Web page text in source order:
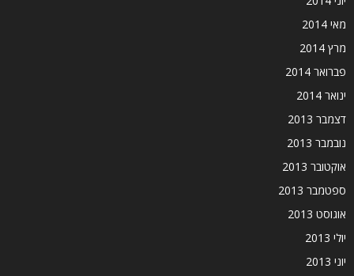
מאי 2014
מרץ 2014
פברואר 2014
ינואר 2014
דצמבר 2013
נובמבר 2013
אוקטובר 2013
ספטמבר 2013
אוגוסט 2013
יולי 2013
יוני 2013